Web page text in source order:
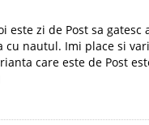
zi de Post sa gatesc
nautul. Imi place si
care este de Post